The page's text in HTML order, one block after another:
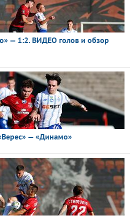
— 1:2. ВИДЕО голов и обзор
— «Динамо»